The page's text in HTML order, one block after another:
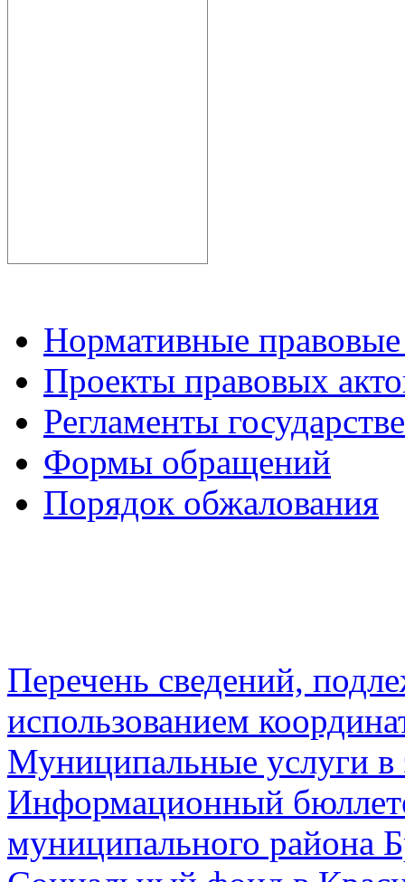
Нормативные
Проекты правовых
Регламенты
Формы обращений
Порядок обжалования
Перечень сведений,
использованием
Муниципальные услуги в
Информационный
муниципального района